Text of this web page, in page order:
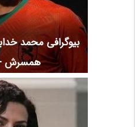
بیوگرافی محمد
همسرش +